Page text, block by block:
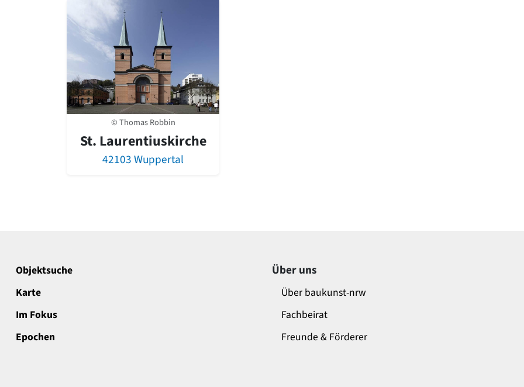
© Thomas Robbin
St. Laurentiuskirche
42103 Wuppertal
Objektsuche
Karte
Im Fokus
Epochen
Über uns
Über baukunst-nrw
Fachbeirat
Freunde & Förderer